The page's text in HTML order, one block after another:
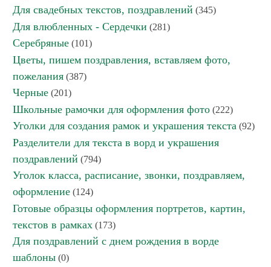
Для свадебных текстов, поздравлений (345)
Для влюбленных - Сердечки (281)
Серебряные (101)
Цветы, пишем поздравления, вставляем фото,
пожелания (387)
Черные (201)
Школьные рамочки для оформления фото (222)
Уголки для создания рамок и украшения текста (92)
Разделители для текста в ворд и украшения
поздравлений (794)
Уголок класса, расписание, звонки, поздравляем,
оформление (124)
Готовые образцы оформления портретов, картин,
текстов в рамках (173)
Для поздравлений с днем рождения в ворде
шаблоны (0)